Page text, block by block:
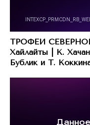
ТРОФЕИ
Хайлайты | К.
Бублик и Т.